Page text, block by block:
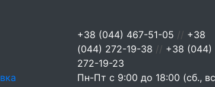
+38 (044) 467-51-05 // +38
(044) 272-19-38 // +38 (044)
272-19-23
Пн-Пт с 9:00 до 18:00 (сб.,